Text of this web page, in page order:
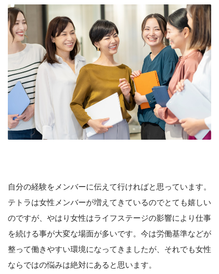
自分の経験をメンバーに伝えて行ければと思っています。
テトラは女性メンバーが増えてきているのでとても嬉しい
のですが、やはり女性はライフステージの影響により仕事
を続ける事が大変な場面が多いです。今は労働基準などが
整って働きやすい環境になってきましたが、それでも女性
ならではの悩みは絶対にあると思います。